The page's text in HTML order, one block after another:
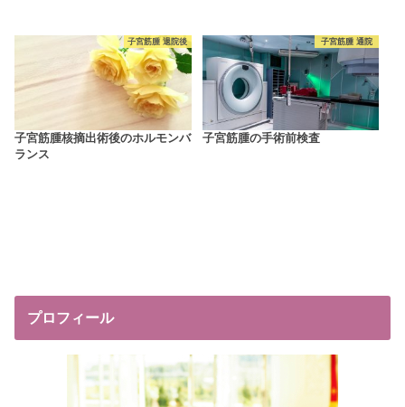
子宮筋腫 退院後
子宮筋腫核摘出術後のホルモンバ
ランス
子宮筋腫 通院
子宮筋腫の手術前検査
プロフィール